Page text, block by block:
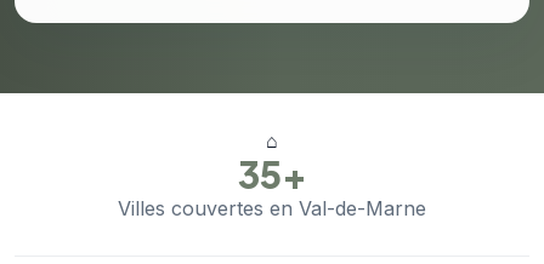
⌂
35+
Villes couvertes en Val-de-Marne